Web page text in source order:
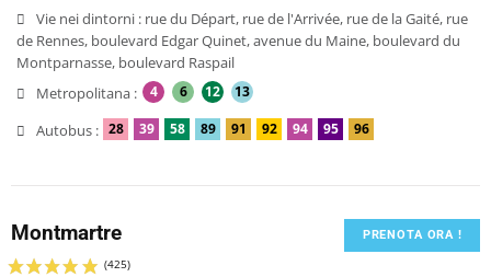
Vie nei dintorni : rue du Départ, rue de l'Arrivée, rue de la Gaité, rue
de Rennes, boulevard Edgar Quinet, avenue du Maine, boulevard du
Montparnasse, boulevard Raspail
Metropolitana :
4 6 12 13
Autobus : 28 39 58 89 91 92 94 95 96
Montmartre PRENOTA ORA !